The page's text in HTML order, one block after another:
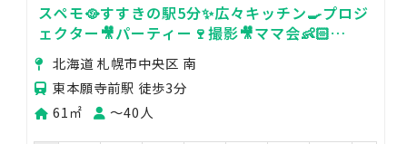
スペモ🥘すすきの駅5分✨広々キッチン🍳プロジ
ェクター🎥パーティー🍷撮影🎥ママ会👶🏻
725_KITCHEN札幌
北海道 札幌市中央区 南
東本願寺前駅 徒歩3分
61㎡
〜40人